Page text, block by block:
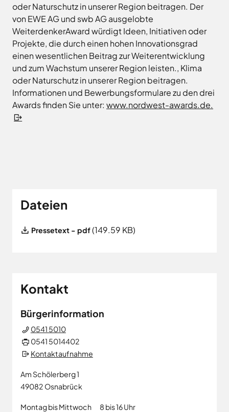
oder Naturschutz in unserer Region beitragen. Der
von EWE AG und swb AG ausgelobte
WeiterdenkerAward würdigt Ideen, Initiativen oder
Projekte, die durch einen hohen Innovationsgrad
einen wesentlichen Beitrag zur Weiterentwicklung
und zum Wachstum unserer Region leisten., Klima
oder Naturschutz in unserer Region beitragen.
Informationen und Bewerbungsformulare zu den drei
Awards finden Sie unter: www.nordwest-awards.de.
Dateien
File
Pressetext - pdf(149.59 KB)
Kontakt
Bürgerinformation
0541 5010
0541 5014402
Kontaktaufnahme
Am Schölerberg 1
49082 Osnabrück
Montag bis Mittwoch
8 bis 16 Uhr
Wirtschaftsförderungsgesellschaft
Osnabrücker
Land
Hasbergen
Hilter
Melle
Neuenkirchen
Osnabrück
Ostercappeln
Wallenhorst